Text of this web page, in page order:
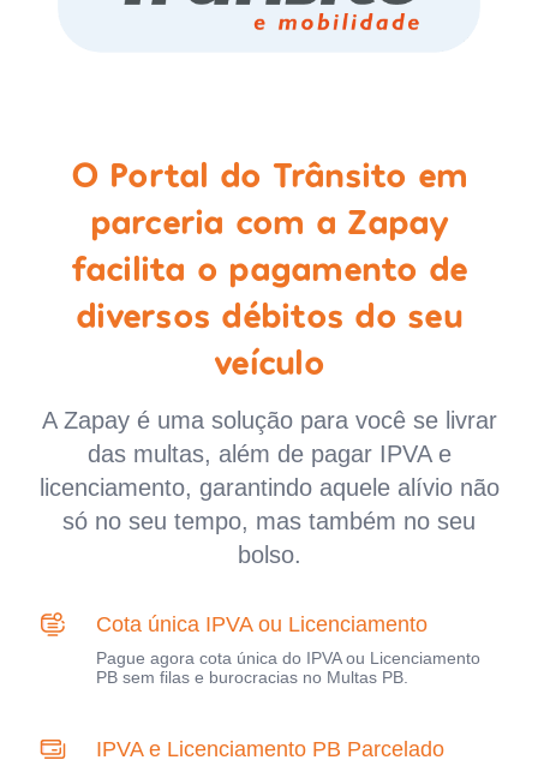
O Portal do Trânsito em
parceria com a Zapay
facilita o pagamento de
diversos débitos do seu
veículo
A Zapay é uma solução para você se livrar
das multas, além de pagar IPVA e
licenciamento, garantindo aquele alívio não
só no seu tempo, mas também no seu
bolso.
Cota única IPVA ou Licenciamento
Pague agora cota única do IPVA ou Licenciamento
PB sem filas e burocracias no Multas PB.
IPVA e Licenciamento PB Parcelado